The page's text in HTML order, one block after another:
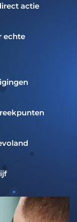
actie
echte